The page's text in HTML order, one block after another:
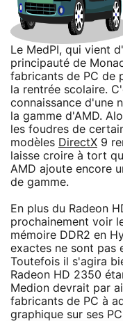
Le MedPI, qui vient
principauté de
fabricants de PC de
la rentrée scolaire.
connaissance d'une
la gamme d'AMD.
les foudres de
modèles DirectX 9
laisse croire à tort
AMD ajoute encore
de gamme.
En plus du Radeon
prochainement voir
mémoire DDR2 en
exactes ne sont pas
Toutefois il s'agira
Radeon HD 2350
Medion devrait par
fabricants de PC à
graphique sur ses